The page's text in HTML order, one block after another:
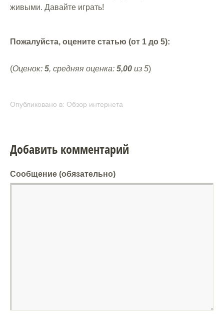
живыми. Давайте играть!
Пожалуйста, оцените статью (от 1 до 5):
(Оценок: 5, средняя оценка: 5,00 из 5)
Опубликовано в: Обзор интернета
Добавить комментарий
Сообщение (обязательно)